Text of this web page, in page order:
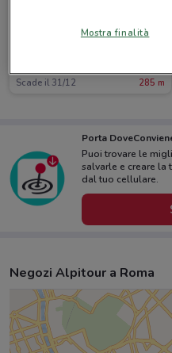
Scade il 31/12 285 m
Porta
Puoi trovare le
salvarle e creare la
dal tuo cellulare.
Negozi Alpitour a Roma
Mostra finalità